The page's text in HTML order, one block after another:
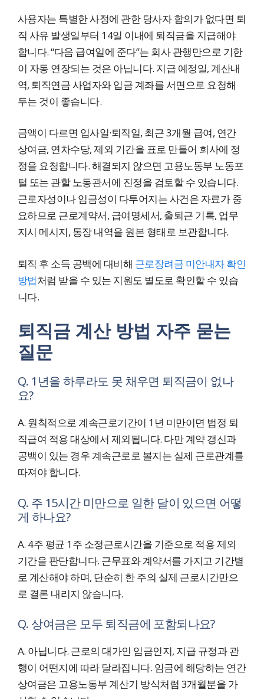
사용자는 특별한 사정에 관한 당사자 합의가 없다면 퇴
직 사유 발생일부터 14일 이내에 퇴직금을 지급해야
합니다. “다음 급여일에 준다”는 회사 관행만으로 기한
이 자동 연장되는 것은 아닙니다. 지급 예정일, 계산내
역, 퇴직연금 사업자와 입금 계좌를 서면으로 요청해
두는 것이 좋습니다.
금액이 다르면 입사일·퇴직일, 최근 3개월 급여, 연간
상여금, 연차수당, 제외 기간을 표로 만들어 회사에 정
정을 요청합니다. 해결되지 않으면 고용노동부 노동포
털 또는 관할 노동관서에 진정을 검토할 수 있습니다.
근로자성이나 임금성이 다투어지는 사건은 자료가 중
요하므로 근로계약서, 급여명세서, 출퇴근 기록, 업무
지시 메시지, 통장 내역을 원본 형태로 보관합니다.
퇴직 후 소득 공백에 대비해 근로장려금 미안내자 확인
방법처럼 받을 수 있는 지원도 별도로 확인할 수 있습
니다.
퇴직금 계산 방법 자주 묻는
질문
Q. 1년을 하루라도 못 채우면 퇴직금이 없나
요?
A. 원칙적으로 계속근로기간이 1년 미만이면 법정 퇴
직급여 적용 대상에서 제외됩니다. 다만 계약 갱신과
공백이 있는 경우 계속근로로 볼지는 실제 근로관계를
따져야 합니다.
Q. 주 15시간 미만으로 일한 달이 있으면 어떻
게 하나요?
A. 4주 평균 1주 소정근로시간을 기준으로 적용 제외
기간을 판단합니다. 근무표와 계약서를 가지고 기간별
로 계산해야 하며, 단순히 한 주의 실제 근로시간만으
로 결론 내리지 않습니다.
Q. 상여금은 모두 퇴직금에 포함되나요?
A. 아닙니다. 근로의 대가인 임금인지, 지급 규정과 관
행이 어떤지에 따라 달라집니다. 임금에 해당하는 연간
상여금은 고용노동부 계산기 방식처럼 3개월분을 가